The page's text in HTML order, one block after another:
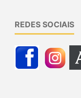
REDES SOCIAIS